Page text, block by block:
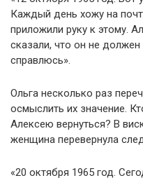
Каждый день хожу на
приложили руку к этому.
сказали, что он не
справлюсь».
Ольга несколько раз
осмыслить их значение.
Алексею вернуться? В
женщина перевернула
«20 октября 1965 год.